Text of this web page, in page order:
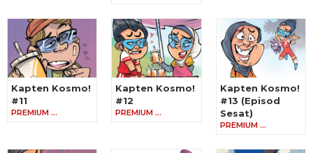
Kapten Kosmo!
#11
PREMIUM …
Kapten Kosmo!
#12
PREMIUM …
Kapten Kosmo!
#13 (Episod
Sesat)
PREMIUM …